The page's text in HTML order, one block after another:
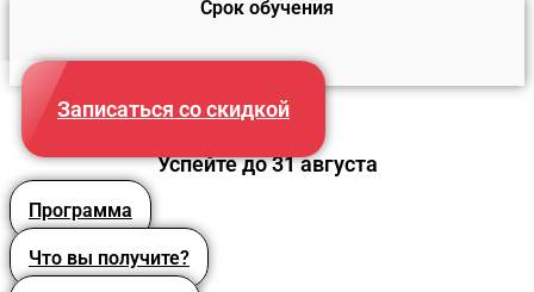
Срок обучения
Записаться со скидкой
Успейте до 31 августа
Программа
Что вы получите?